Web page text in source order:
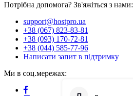
Потрібна допомога? Зв'яжіться з нами:
support@hostpro.ua
+38 (067) 823-83-81
+38 (093) 170-72-81
+38 (044) 585-77-96
Написати запит в підтримку
Ми в соц.мережах: